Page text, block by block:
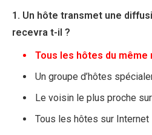
1. Un hôte transmet une
recevra t-il ?
Tous les hôtes du même
Un groupe d’hôtes
Le voisin le plus proche
Tous les hôtes sur Internet